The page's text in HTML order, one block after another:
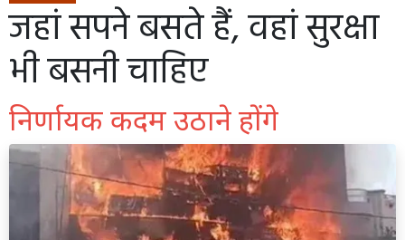
जहां सपने बसते हैं, वहां सुरक्षा
भी बसनी चाहिए
निर्णायक कदम उठाने होंगे